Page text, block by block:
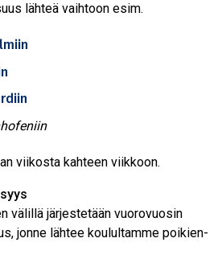
lähteä vaihtoon esim.
viikosta kahteen viikkoon.
välillä järjestetään vuorovuosin
jonne lähtee koulultamme poikien-